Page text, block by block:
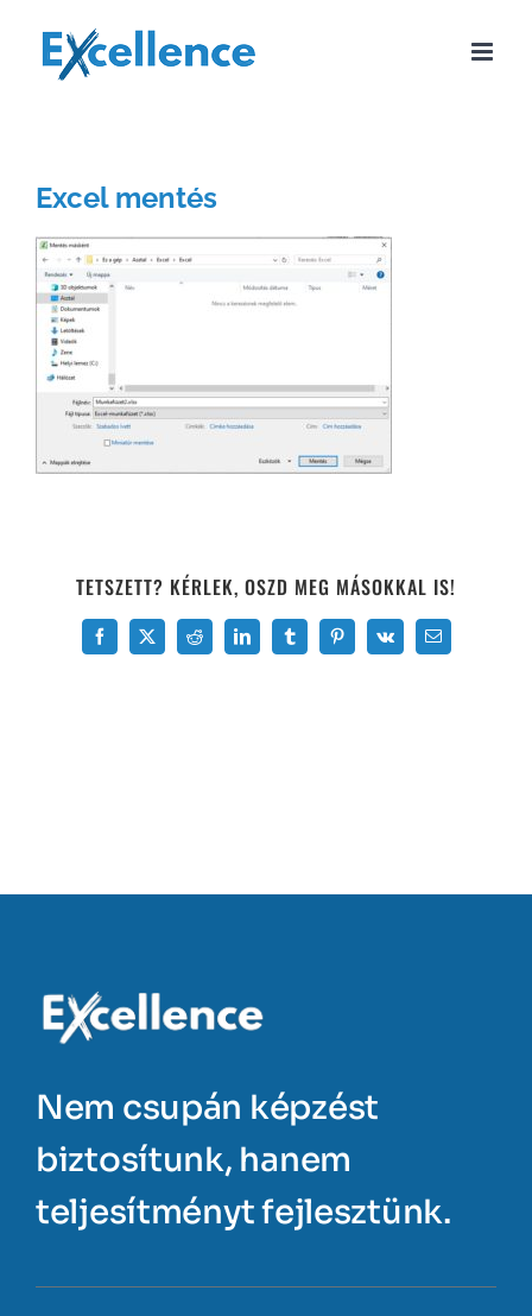
Excel mentés
TETSZETT? KÉRLEK, OSZD MEG MÁSOKKAL IS!
Facebook
X Reddit LinkedInTumblrPinterest
Vk Email:
Nem csupán képzést
biztosítunk, hanem
teljesítményt fejlesztünk.